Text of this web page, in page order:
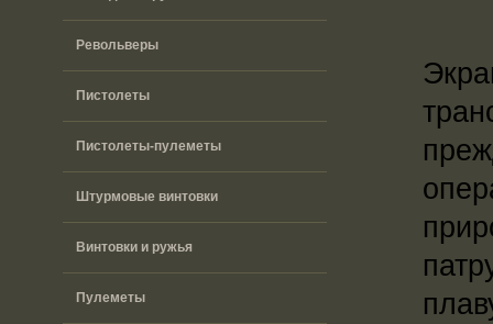
Револьверы
Пистолеты
Пистолеты-пулеметы
Штурмовые винтовки
Винтовки и ружья
Пулеметы